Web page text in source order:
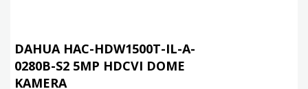
DAHUA HAC-HDW1500T-IL-A-
0280B-S2 5MP HDCVI DOME
KAMERA